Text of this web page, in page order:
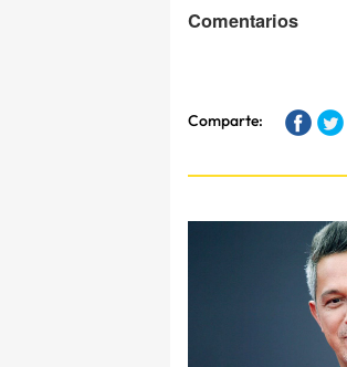
Comentarios
Comparte: